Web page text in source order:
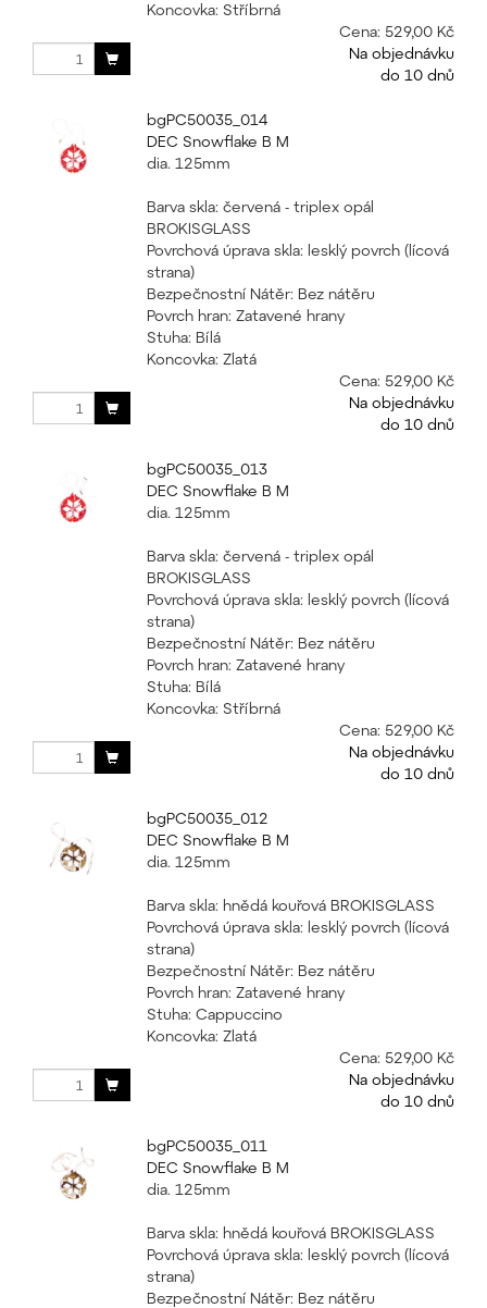
Koncovka: Stříbrná
Cena: 529,00 Kč
Na objednávku
do 10 dnů
bgPC50035_014
DEC Snowflake B M
dia. 125mm
Barva skla: červená - triplex opál
BROKISGLASS
Povrchová úprava skla: lesklý povrch (lícová
strana)
Bezpečnostní Nátěr: Bez nátěru
Povrch hran: Zatavené hrany
Stuha: Bílá
Koncovka: Zlatá
Cena: 529,00 Kč
Na objednávku
do 10 dnů
bgPC50035_013
DEC Snowflake B M
dia. 125mm
Barva skla: červená - triplex opál
BROKISGLASS
Povrchová úprava skla: lesklý povrch (lícová
strana)
Bezpečnostní Nátěr: Bez nátěru
Povrch hran: Zatavené hrany
Stuha: Bílá
Koncovka: Stříbrná
Cena: 529,00 Kč
Na objednávku
do 10 dnů
bgPC50035_012
DEC Snowflake B M
dia. 125mm
Barva skla: hnědá kouřová BROKISGLASS
Povrchová úprava skla: lesklý povrch (lícová
strana)
Bezpečnostní Nátěr: Bez nátěru
Povrch hran: Zatavené hrany
Stuha: Cappuccino
Koncovka: Zlatá
Cena: 529,00 Kč
Na objednávku
do 10 dnů
bgPC50035_011
DEC Snowflake B M
dia. 125mm
Barva skla: hnědá kouřová BROKISGLASS
Povrchová úprava skla: lesklý povrch (lícová
strana)
Bezpečnostní Nátěr: Bez nátěru